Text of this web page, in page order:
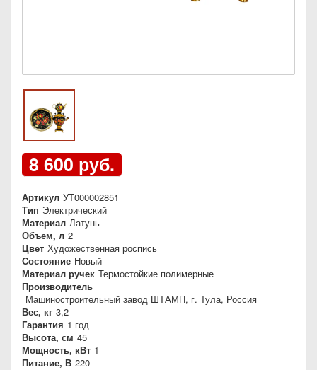
8 600 руб.
Артикул УТ000002851
Тип Электрический
Материал Латунь
Объем, л 2
Цвет Художественная роспись
Состояние Новый
Материал ручек Термостойкие полимерные
Производитель
Машиностроительный завод ШТАМП, г. Тула, Россия
Вес, кг 3,2
Гарантия 1 год
Высота, см 45
Мощность, кВт 1
Питание, В 220